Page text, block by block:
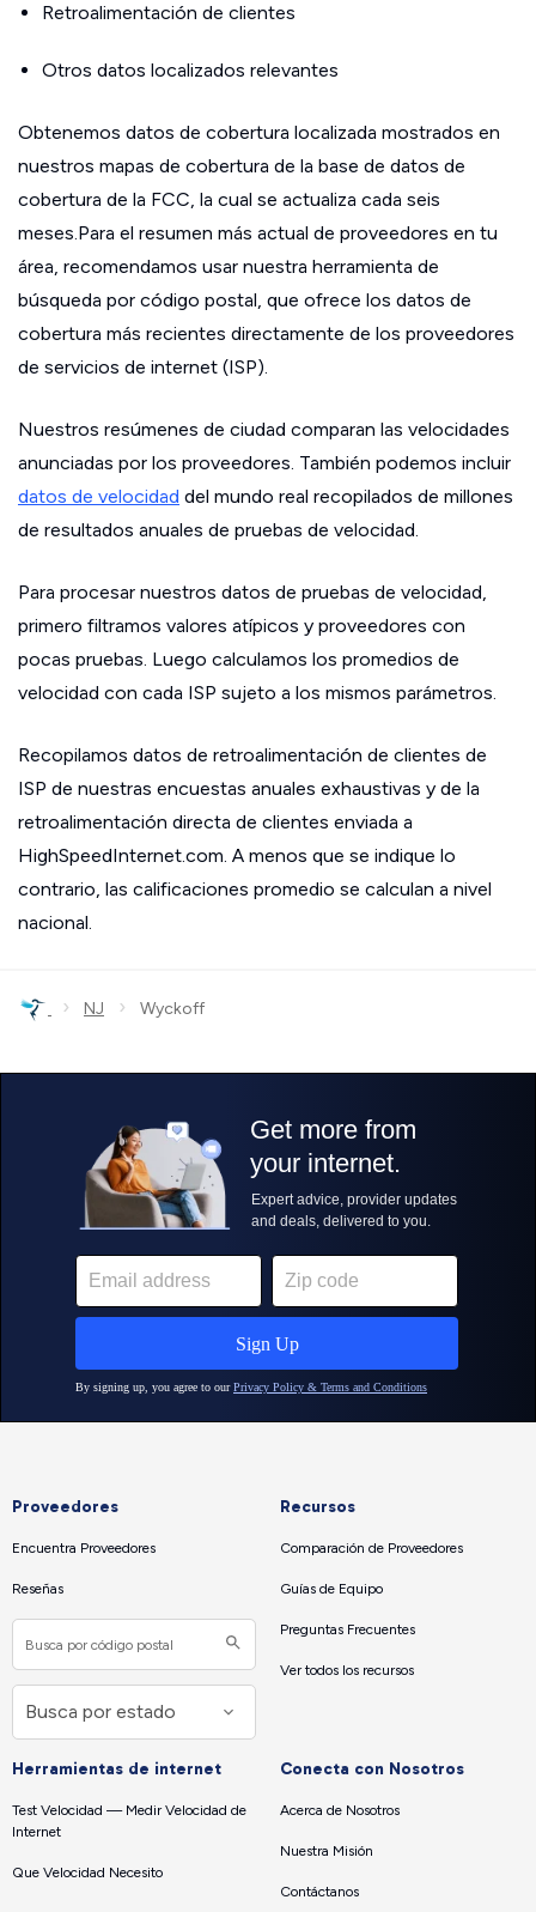
Retroalimentación de clientes
Otros datos localizados relevantes
Obtenemos datos de cobertura localizada mostrados en
nuestros mapas de cobertura de la base de datos de
cobertura de la FCC, la cual se actualiza cada seis
meses.Para el resumen más actual de proveedores en tu
área, recomendamos usar nuestra herramienta de
búsqueda por código postal, que ofrece los datos de
cobertura más recientes directamente de los proveedores
de servicios de internet (ISP).
Nuestros resúmenes de ciudad comparan las velocidades
anunciadas por los proveedores. También podemos incluir
datos de velocidad del mundo real recopilados de millones
de resultados anuales de pruebas de velocidad.
Para procesar nuestros datos de pruebas de velocidad,
primero filtramos valores atípicos y proveedores con
pocas pruebas. Luego calculamos los promedios de
velocidad con cada ISP sujeto a los mismos parámetros.
Recopilamos datos de retroalimentación de clientes de
ISP de nuestras encuestas anuales exhaustivas y de la
retroalimentación directa de clientes enviada a
HighSpeedInternet.com. A menos que se indique lo
contrario, las calificaciones promedio se calculan a nivel
nacional.
› NJ › Wyckoff
Proveedores
Encuentra Proveedores
Reseñas
Recursos
Comparación de Proveedores
Guías de Equipo
Preguntas Frecuentes
Ver todos los recursos
Herramientas de internet
Test Velocidad — Medir Velocidad de
Internet
Que Velocidad Necesito
Conecta con Nosotros
Acerca de Nosotros
Nuestra Misión
Contáctanos